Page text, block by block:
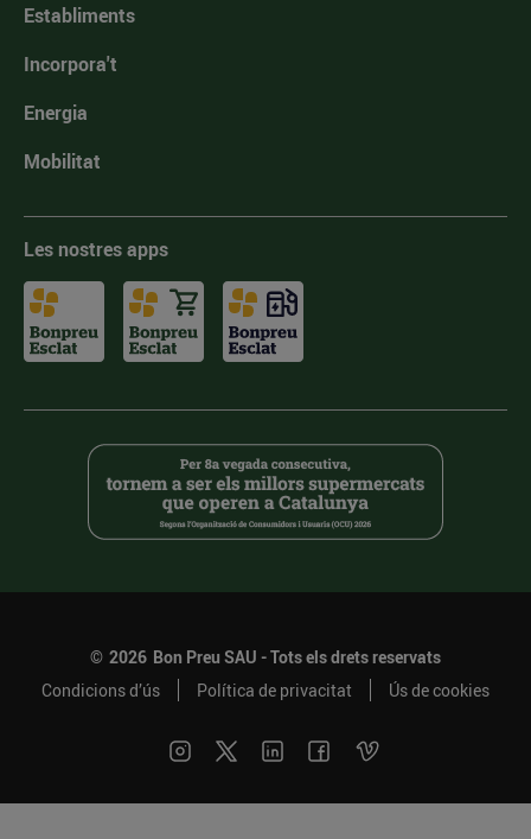
Establiments
Incorpora't
Energia
Mobilitat
Les nostres apps
© 2026 Bon Preu SAU - Tots els drets reservats
Condicions d’ús
Política de privacitat Ús de cookies